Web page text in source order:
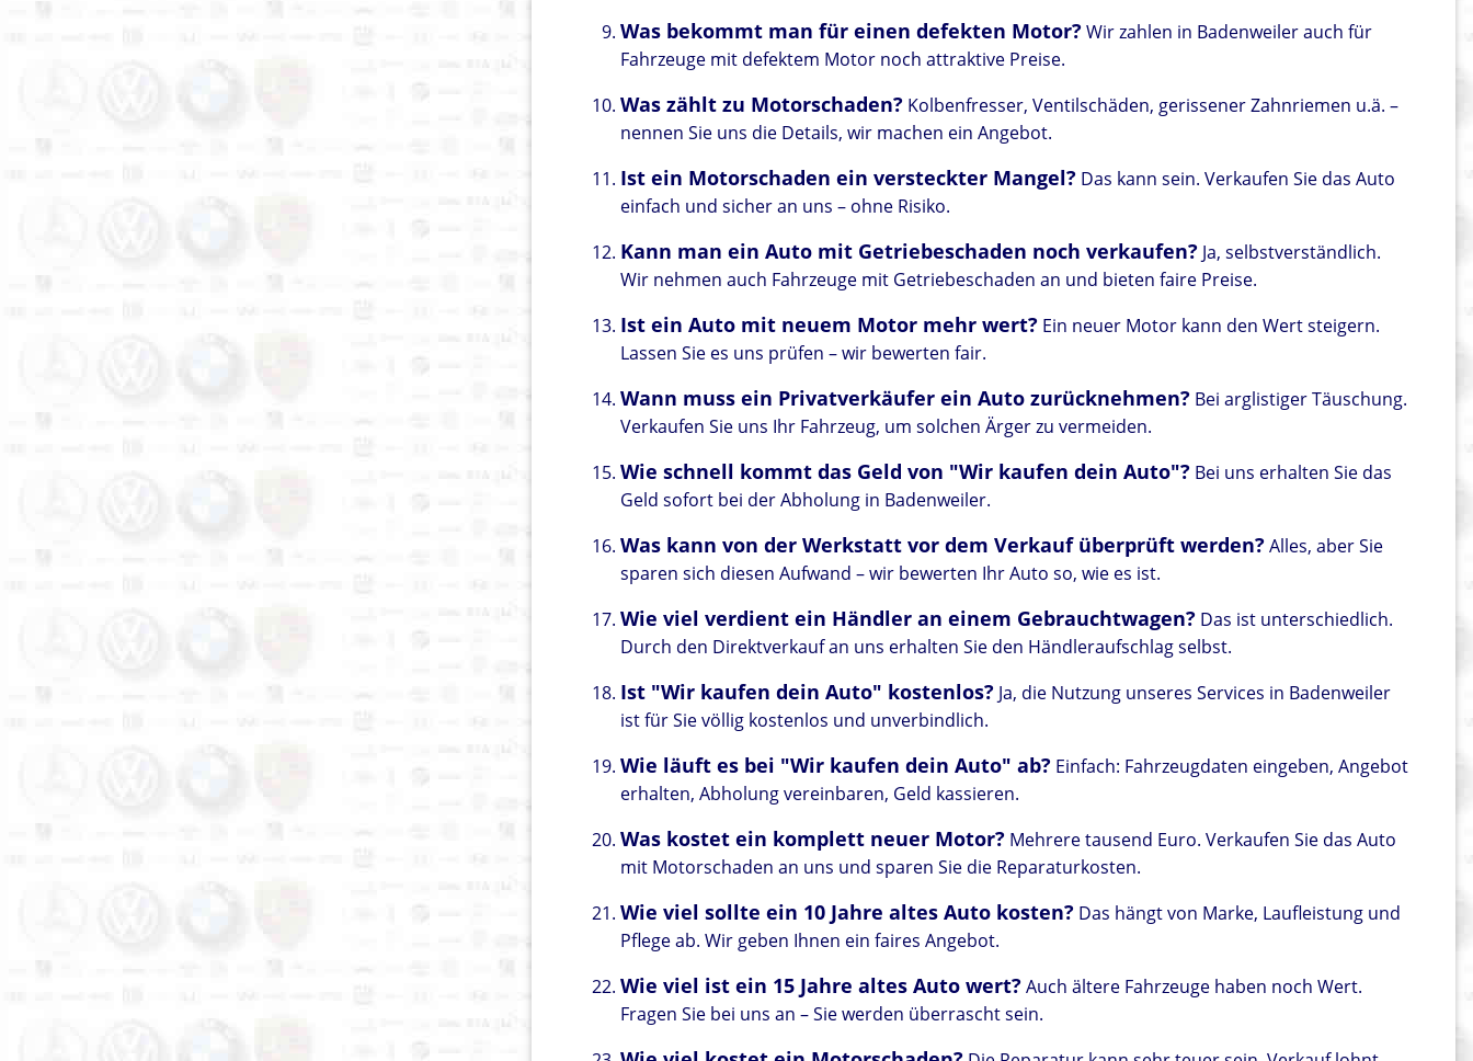
Was bekommt man für einen defekten Motor?Wir zahlen in Badenweiler auch für
Fahrzeuge mit defektem Motor noch attraktive Preise.
Was zählt zu Motorschaden? Kolbenfresser, Ventilschäden, gerissener Zahnriemen u.ä. –
nennen Sie uns die Details, wir machen ein Angebot.
Ist ein Motorschaden ein versteckter Mangel? Das kann sein. Verkaufen Sie das Auto
einfach und sicher an uns – ohne Risiko.
Kann man ein Auto mit Getriebeschaden noch verkaufen? Ja, selbstverständlich.
Wir nehmen auch Fahrzeuge mit Getriebeschaden an und bieten faire Preise.
Ist ein Auto mit neuem Motor mehr wert? Ein neuer Motor kann den Wert steigern.
Lassen Sie es uns prüfen – wir bewerten fair.
Wann muss ein Privatverkäufer ein Auto zurücknehmen? Bei arglistiger Täuschung.
Verkaufen Sie uns Ihr Fahrzeug, um solchen Ärger zu vermeiden.
Wie schnell kommt das Geld von "Wir kaufen dein Auto"? Bei uns erhalten Sie das
Geld sofort bei der Abholung in Badenweiler.
Was kann von der Werkstatt vor dem Verkauf überprüft werden?Alles, aber Sie
sparen sich diesen Aufwand – wir bewerten Ihr Auto so, wie es ist.
Wie viel verdient ein Händler an einem Gebrauchtwagen? Das ist unterschiedlich.
Durch den Direktverkauf an uns erhalten Sie den Händleraufschlag selbst.
Ist "Wir kaufen dein Auto" kostenlos? Ja, die Nutzung unseres Services in Badenweiler
ist für Sie völlig kostenlos und unverbindlich.
Wie läuft es bei "Wir kaufen dein Auto" ab? Einfach: Fahrzeugdaten eingeben, Angebot
erhalten, Abholung vereinbaren, Geld kassieren.
Was kostet ein komplett neuer Motor? Mehrere tausend Euro. Verkaufen Sie das Auto
mit Motorschaden an uns und sparen Sie die Reparaturkosten.
Wie viel sollte ein 10 Jahre altes Auto kosten? Das hängt von Marke, Laufleistung und
Pflege ab. Wir geben Ihnen ein faires Angebot.
Wie viel ist ein 15 Jahre altes Auto wert?Auch ältere Fahrzeuge haben noch Wert.
Fragen Sie bei uns an – Sie werden überrascht sein.